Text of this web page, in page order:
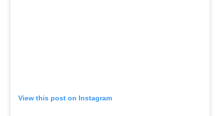
View this post on Instagram